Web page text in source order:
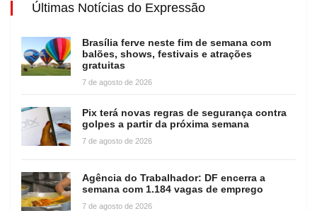
Últimas Notícias do Expressão
Brasília ferve neste fim de semana com
balões, shows, festivais e atrações
gratuitas
7 de agosto de 2026
Pix terá novas regras de segurança contra
golpes a partir da próxima semana
7 de agosto de 2026
Agência do Trabalhador: DF encerra a
semana com 1.184 vagas de emprego
7 de agosto de 2026